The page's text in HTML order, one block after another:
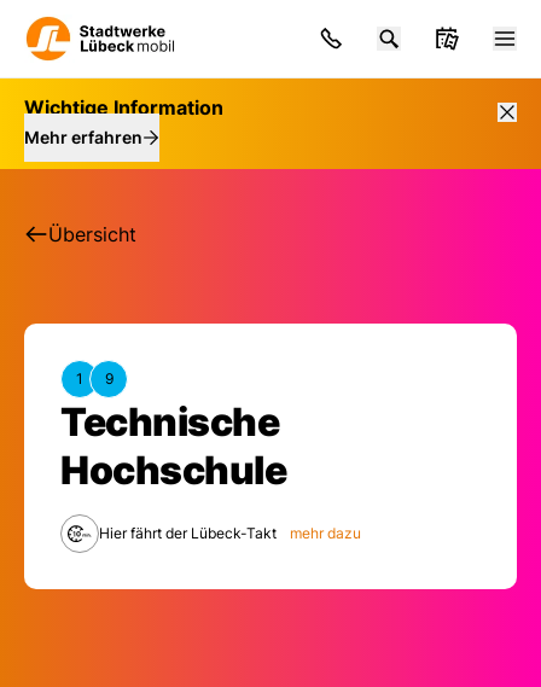
Wichtige Information
Mehr erfahren
Übersicht
Haltestelle:
Technische
Hochschule
1 9
Hier fährt der Lübeck-Takt mehr dazu